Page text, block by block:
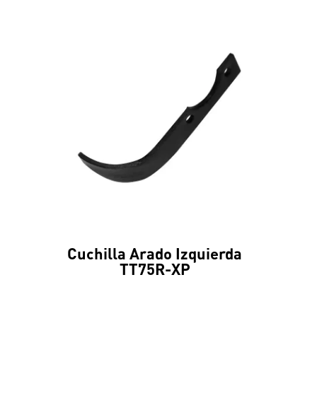
Cuchilla Arado Izquierda
TT75R-XP